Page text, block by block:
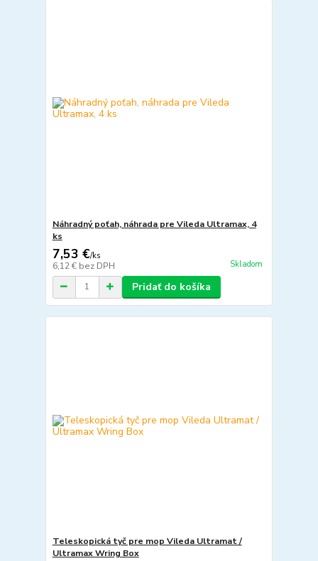
Náhradný poťah, náhrada pre Vileda Ultramax, 4
ks
7,53 €/ks
6,12 € bez DPH Skladom
Pridať do košíka
Teleskopická tyč pre mop Vileda Ultramat /
Ultramax Wring Box